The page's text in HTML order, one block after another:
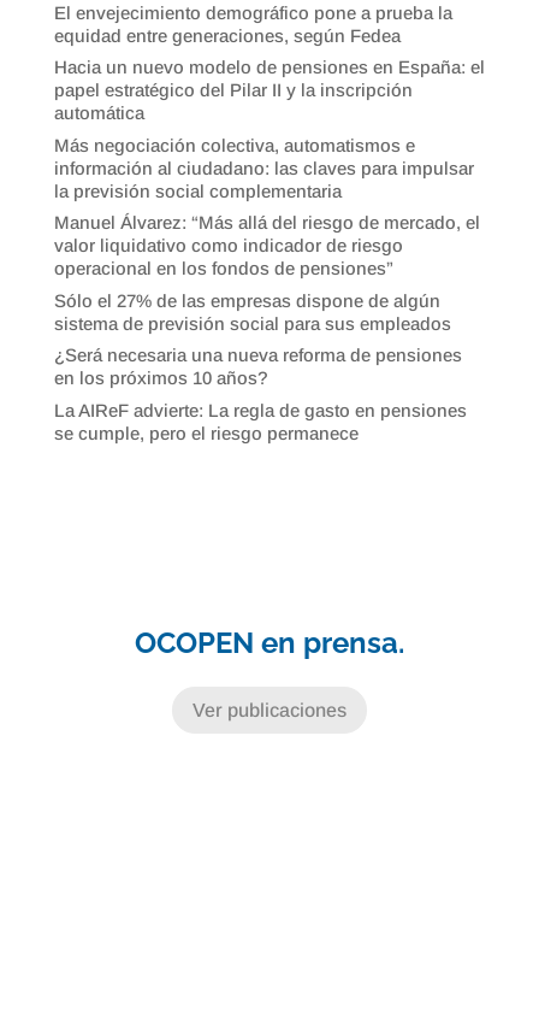
El envejecimiento demográfico pone a prueba la
equidad entre generaciones, según Fedea
Hacia un nuevo modelo de pensiones en España: el
papel estratégico del Pilar II y la inscripción
automática
Más negociación colectiva, automatismos e
información al ciudadano: las claves para impulsar
la previsión social complementaria
Manuel Álvarez: “Más allá del riesgo de mercado, el
valor liquidativo como indicador de riesgo
operacional en los fondos de pensiones”
Sólo el 27% de las empresas dispone de algún
sistema de previsión social para sus empleados
¿Será necesaria una nueva reforma de pensiones
en los próximos 10 años?
La AIReF advierte: La regla de gasto en pensiones
se cumple, pero el riesgo permanece
OCOPEN en prensa.
Ver publicaciones